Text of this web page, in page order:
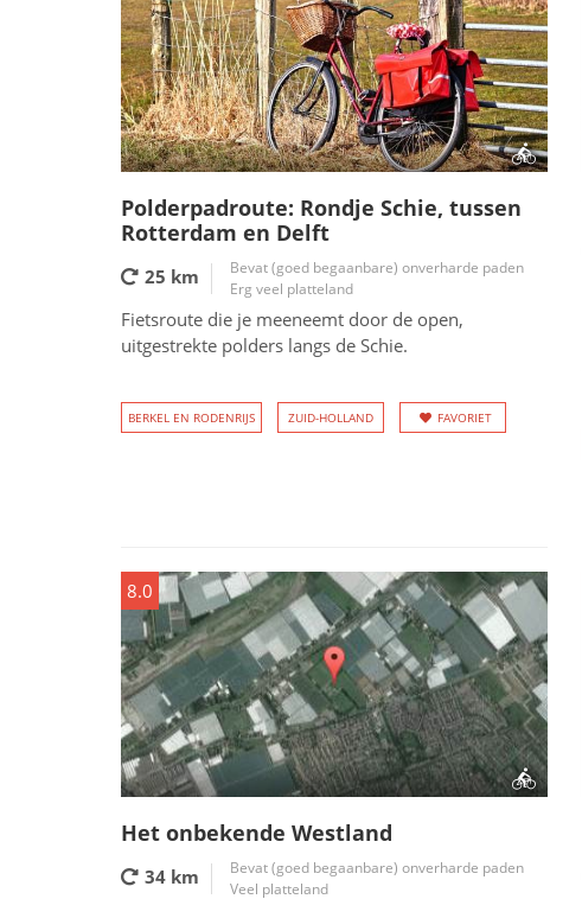
Polderpadroute: Rondje Schie, tussen
Rotterdam en Delft
25 km
Bevat (goed begaanbare) onverharde paden
Erg veel platteland
Fietsroute die je meeneemt door de open,
uitgestrekte polders langs de Schie.
BERKEL EN RODENRIJS ZUID-HOLLAND FAVORIET
8.0
Het onbekende Westland
34 km
Bevat (goed begaanbare) onverharde paden
Veel platteland